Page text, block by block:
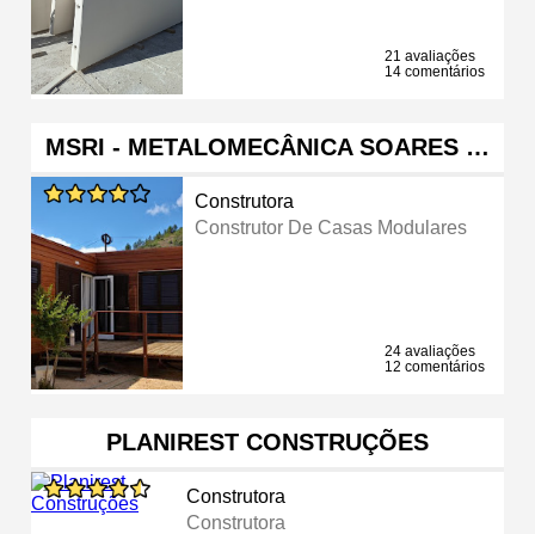
21 avaliações
14 comentários
MSRI - METALOMECÂNICA SOARES …
Construtora
Construtor De Casas Modulares
24 avaliações
12 comentários
PLANIREST CONSTRUÇÕES
Construtora
Construtora